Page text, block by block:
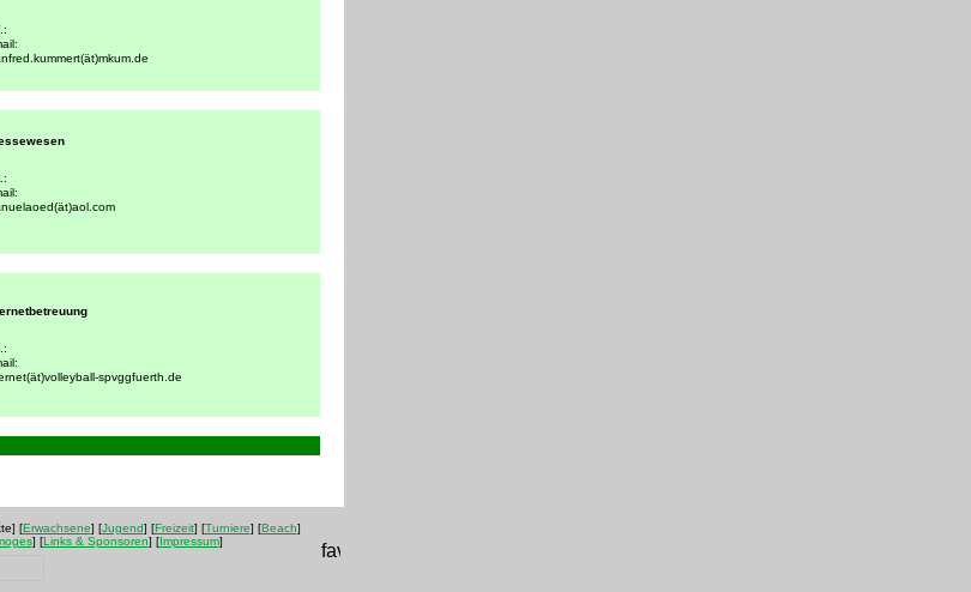
spvggfuerth.de
[Erwachsene] [Jugend] [Freizeit] [Turniere] [Beach]
] [Links & Sponsoren] [Impressum]